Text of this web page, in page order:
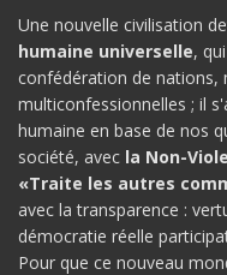
Une nouvelle civilisation
humaine universelle,
confédération de nations,
multiconfessionnelles ; il
humaine en base de nos
société, avec la Non-
«Traite les autres
avec la transparence :
démocratie réelle
Pour que ce nouveau